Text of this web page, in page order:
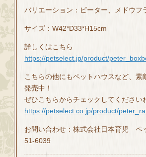
バリエーション：ピーター、メドウフ
サイズ：W42*D33*H15cm
詳しくはこちら
https://petselect.jp/product/
こちらの他にもペットハウスなど、素
発売中！
ぜひこちらからチェックしてください
https://petselect.co.jp/product/
お問い合わせ：株式会社日本育児 ペ
51-6039